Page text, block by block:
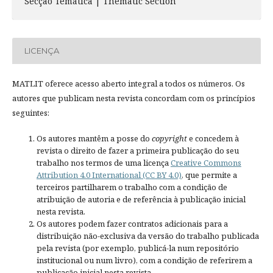
LICENÇA
MATLIT oferece acesso aberto integral a todos os números. Os
autores que publicam nesta revista concordam com os princípios
seguintes:
Os autores mantêm a posse do copyrighte concedem à
revista o direito de fazer a primeira publicação do seu
trabalho nos termos de uma licençaCreative Commons
Attribution 4.0 International (CC BY 4.0), que permite a
terceiros partilharem o trabalho com a condição de
atribuição de autoria e de referência à publicação inicial
nesta revista.
Os autores podem fazer contratos adicionais para a
distribuição não-exclusiva da versão do trabalho publicada
pela revista (por exemplo, publicá-la num repositório
institucional ou num livro), com a condição de referirem a